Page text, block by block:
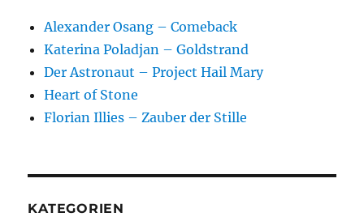
Alexander Osang – Comeback
Katerina Poladjan – Goldstrand
Der Astronaut – Project Hail Mary
Heart of Stone
Florian Illies – Zauber der Stille
KATEGORIEN